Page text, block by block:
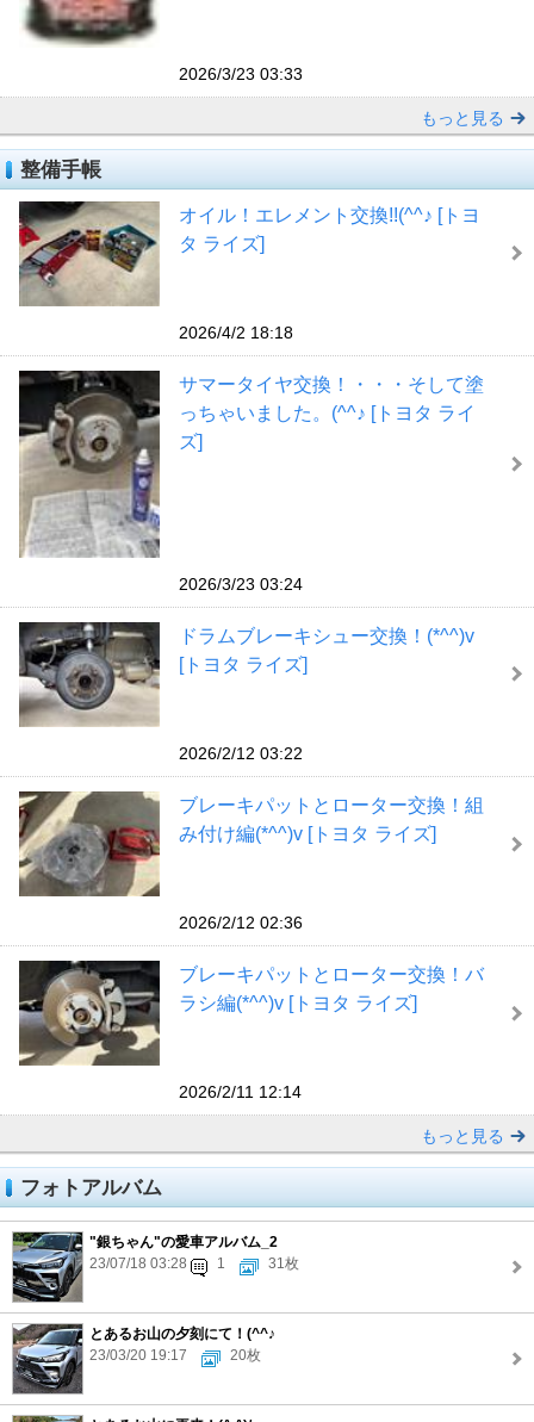
2026/3/23 03:33
もっと見る
整備手帳
オイル！エレメント交換!!(^^♪ [トヨ
タ ライズ]
2026/4/2 18:18
サマータイヤ交換！・・・そして塗
っちゃいました。(^^♪ [トヨタ ライ
ズ]
2026/3/23 03:24
ドラムブレーキシュー交換！(*^^)v
[トヨタ ライズ]
2026/2/12 03:22
ブレーキパットとローター交換！組
み付け編(*^^)v [トヨタ ライズ]
2026/2/12 02:36
ブレーキパットとローター交換！バ
ラシ編(*^^)v [トヨタ ライズ]
2026/2/11 12:14
もっと見る
フォトアルバム
"銀ちゃん"の愛車アルバム_2
23/07/18 03:28
1 31枚
とあるお山の夕刻にて！(^^♪
23/03/20 19:17
20枚